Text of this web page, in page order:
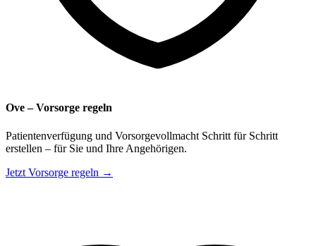
Ove – Vorsorge regeln
Patientenverfügung und Vorsorgevollmacht Schritt für Schritt
erstellen – für Sie und Ihre Angehörigen.
Jetzt Vorsorge regeln →